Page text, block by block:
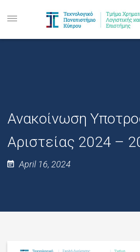
Ανακοίνωση
Αριστείας 2024 –
April 16, 2024